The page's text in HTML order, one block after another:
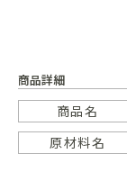
商品詳細
商品名
原材料名